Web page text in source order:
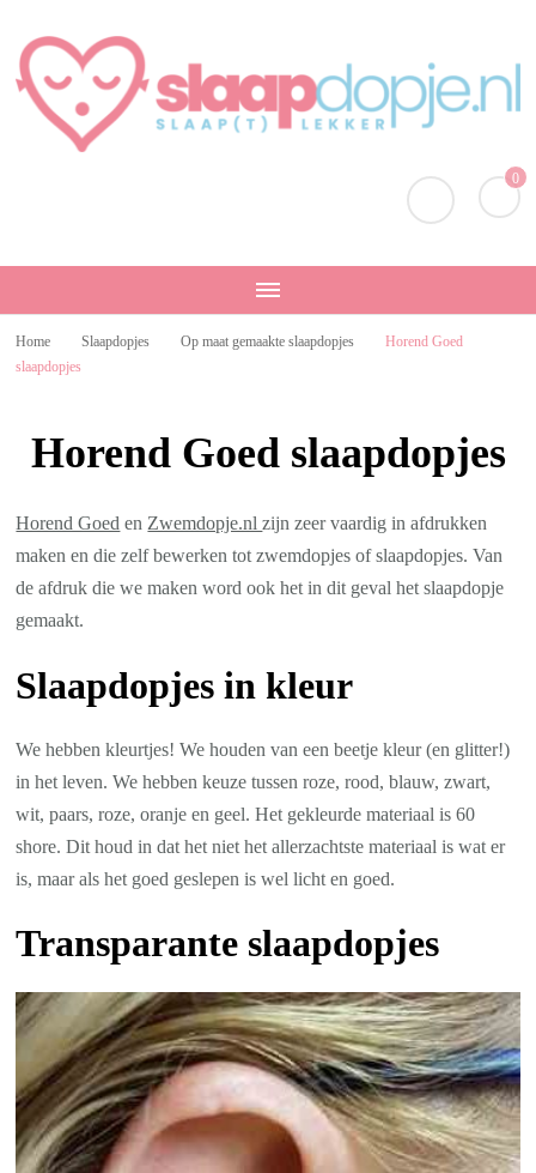
0
Home Slaapdopjes Op maat gemaakte slaapdopjes
Horend Goed
slaapdopjes
Horend Goed slaapdopjes
Horend Goed en Zwemdopje.nlzijn zeer vaardig in afdrukken
maken en die zelf bewerken tot zwemdopjes of slaapdopjes. Van
de afdruk die we maken word ook het in dit geval het slaapdopje
gemaakt.
Slaapdopjes in kleur
We hebben kleurtjes! We houden van een beetje kleur (en glitter!)
in het leven. We hebben keuze tussen roze, rood, blauw, zwart,
wit, paars, roze, oranje en geel. Het gekleurde materiaal is 60
shore. Dit houd in dat het niet het allerzachtste materiaal is wat er
is, maar als het goed geslepen is wel licht en goed.
Transparante slaapdopjes